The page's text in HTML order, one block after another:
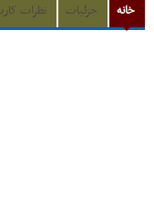
خانه جزئیات نظرات